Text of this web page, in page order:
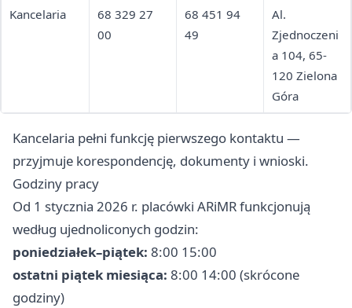
Kancelaria
68 329 27
00
68 451 94
49
Al.
Zjednoczeni
a 104, 65-
120 Zielona
Góra
Kancelaria pełni funkcję pierwszego kontaktu —
przyjmuje korespondencję, dokumenty i wnioski.
Godziny pracy
Od 1 stycznia 2026 r. placówki ARiMR funkcjonują
według ujednoliconych godzin:
poniedziałek–piątek: 8:00 15:00
ostatni piątek miesiąca: 8:00 14:00 (skrócone
godziny)